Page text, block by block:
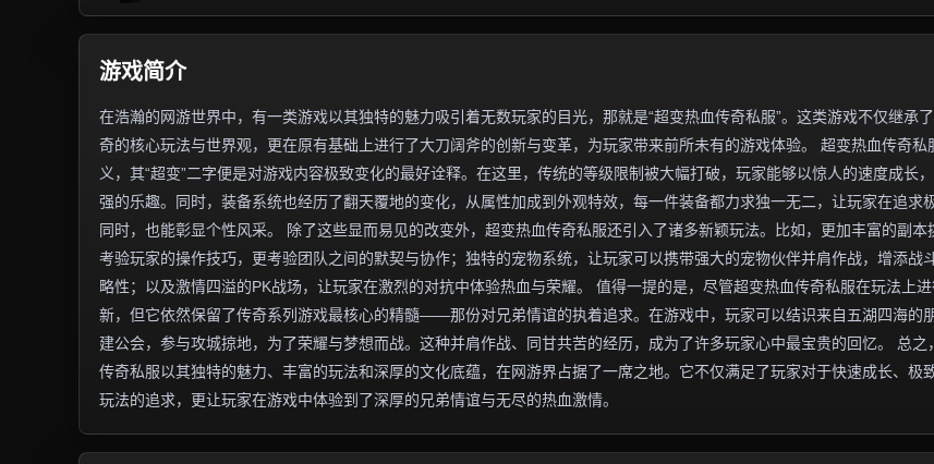
游戏简介
在浩瀚的网游世界中，有一类游戏以其独特的魅力吸引着无数玩家的目光，那就是“超变热血传奇私服”。这类游戏不仅继承
奇的核心玩法与世界观，更在原有基础上进行了大刀阔斧的创新与变革，为玩家带来前所未有的游戏体验。 超变热血传奇私
义，其“超变”二字便是对游戏内容极致变化的最好诠释。在这里，传统的等级限制被大幅打破，玩家能够以惊人的速度成长
强的乐趣。同时，装备系统也经历了翻天覆地的变化，从属性加成到外观特效，每一件装备都力求独一无二，让玩家在追求
同时，也能彰显个性风采。 除了这些显而易见的改变外，超变热血传奇私服还引入了诸多新颖玩法。比如，更加丰富的副本
考验玩家的操作技巧，更考验团队之间的默契与协作；独特的宠物系统，让玩家可以携带强大的宠物伙伴并肩作战，增添战
略性；以及激情四溢的PK战场，让玩家在激烈的对抗中体验热血与荣耀。 值得一提的是，尽管超变热血传奇私服在玩法上进
新，但它依然保留了传奇系列游戏最核心的精髓——那份对兄弟情谊的执着追求。在游戏中，玩家可以结识来自五湖四海的
建公会，参与攻城掠地，为了荣耀与梦想而战。这种并肩作战、同甘共苦的经历，成为了许多玩家心中最宝贵的回忆。 总之
传奇私服以其独特的魅力、丰富的玩法和深厚的文化底蕴，在网游界占据了一席之地。它不仅满足了玩家对于快速成长、极
玩法的追求，更让玩家在游戏中体验到了深厚的兄弟情谊与无尽的热血激情。